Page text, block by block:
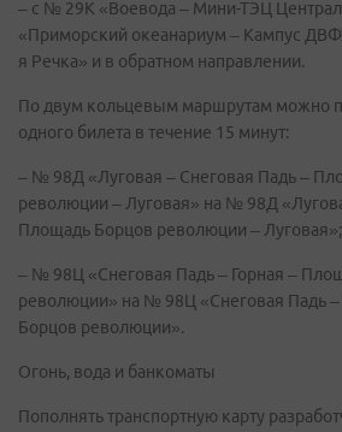
– с № 29К «Воевода – Мини-ТЭЦ
«Приморский океанариум – Кампус
я Речка» и в обратном направлении.
По двум кольцевым маршрутам можно
одного билета в течение 15 минут:
– № 98Д «Луговая – Снеговая Падь –
революции – Луговая» на № 98Д
Площадь Борцов революции – Луговая»;
– № 98Ц «Снеговая Падь – Горная –
революции» на № 98Ц «Снеговая Падь
Борцов революции».
Огонь, вода и банкоматы
Пополнять транспортную карту